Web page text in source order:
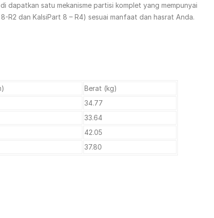
dapatkan satu mekanisme partisi komplet yang mempunyai
R2 dan KalsiPart 8 – R4) sesuai manfaat dan hasrat Anda.
Berat (kg)
34.77
33.64
42.05
37.80